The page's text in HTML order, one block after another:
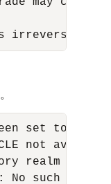
is
been set to /
not
realm
No such file